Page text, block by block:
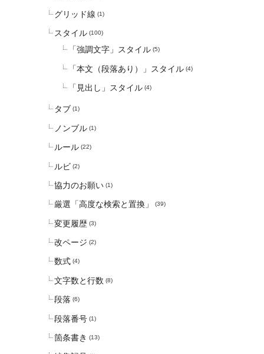
グリッド線 (1)
スタイル (100)
「強調文字」スタイル (5)
「本文（段落あり）」スタイル (4)
「見出し」スタイル (4)
タブ (1)
ノンブル (1)
ルール (22)
ルビ (2)
協力のお願い (1)
厳選「高度な検索と置換」 (39)
変更履歴 (3)
改ページ (2)
数式 (4)
文字数と行数 (8)
段落 (6)
段落番号 (1)
箇条書き (13)